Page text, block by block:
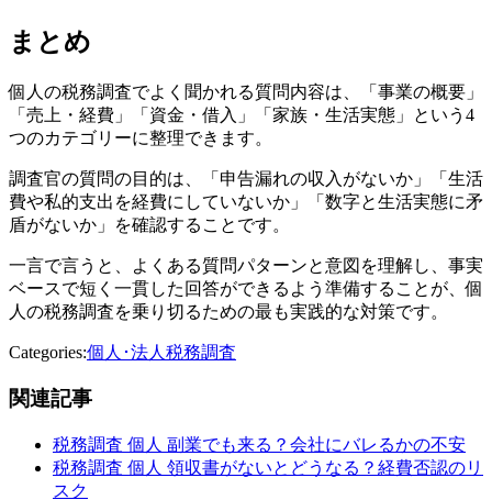
まとめ
個人の税務調査でよく聞かれる質問内容は、「事業の概要」
「売上・経費」「資金・借入」「家族・生活実態」という4
つのカテゴリーに整理できます。
調査官の質問の目的は、「申告漏れの収入がないか」「生活
費や私的支出を経費にしていないか」「数字と生活実態に矛
盾がないか」を確認することです。
一言で言うと、よくある質問パターンと意図を理解し、事実
ベースで短く一貫した回答ができるよう準備することが、個
人の税務調査を乗り切るための最も実践的な対策です。
Categories:個人･法人税務調査
関連記事
税務調査 個人 副業でも来る？会社にバレるかの不安
税務調査 個人 領収書がないとどうなる？経費否認のリ
スク